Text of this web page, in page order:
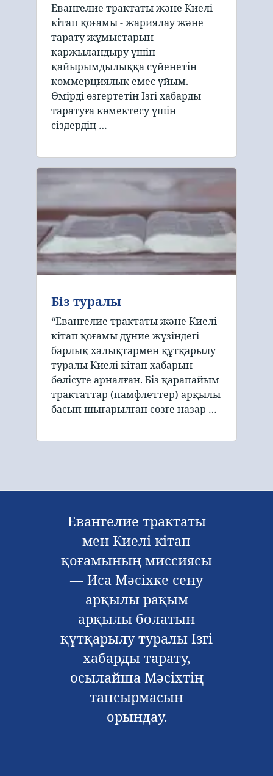
Евангелие трактаты және Киелі
кітап қоғамы - жариялау және
тарату жұмыстарын
қаржыландыру үшін
қайырымдылыққа сүйенетін
коммерциялық емес ұйым.
Өмірді өзгертетін Ізгі хабарды
таратуға көмектесу үшін
сіздердің …
Біз туралы
“Евангелие трактаты және Киелі
кітап қоғамы дүние жүзіндегі
барлық халықтармен құтқарылу
туралы Киелі кітап хабарын
бөлісуге арналған. Біз қарапайым
трактаттар (памфлеттер) арқылы
басып шығарылған сөзге назар …
Евангелие трактаты
мен Киелі кітап
қоғамының миссиясы
— Иса Мәсіхке сену
арқылы рақым
арқылы болатын
құтқарылу туралы Ізгі
хабарды тарату,
осылайша Мәсіхтің
тапсырмасын
орындау.